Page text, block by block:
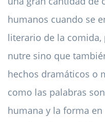
humanos cuando se
literario de la
nutre sino que
hechos dramáticos o
como las palabras
humana y la forma